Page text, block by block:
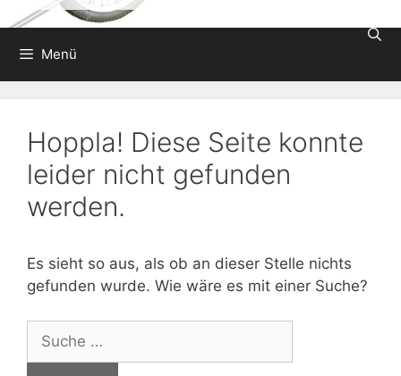
Menü
Hoppla! Diese Seite konnte
leider nicht gefunden
werden.
Es sieht so aus, als ob an dieser Stelle nichts
gefunden wurde. Wie wäre es mit einer Suche?
nach: